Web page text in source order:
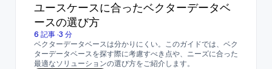
ユースケースに合ったベクターデータベ
ースの選び方
6 記事·3 分
ベクターデータベースは分かりにくい。このガイドでは、ベク
ターデータベースを探す際に考慮すべき点や、ニーズに合った
最適なソリューションの選び方をご紹介します。